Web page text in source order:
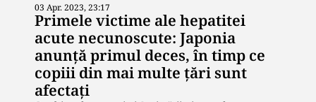
03 Apr. 2023, 23:17
Primele victime ale hepatitei
acute necunoscute: Japonia
anunță primul deces, în timp ce
copiii din mai multe țări sunt
afectați